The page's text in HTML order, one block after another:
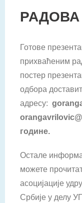
РАДОВА
Готове
прихваћеним
постер
одбора
адресу:
orangavrilovic@
године.
Остале
можете
асоцијације
Србије у делу